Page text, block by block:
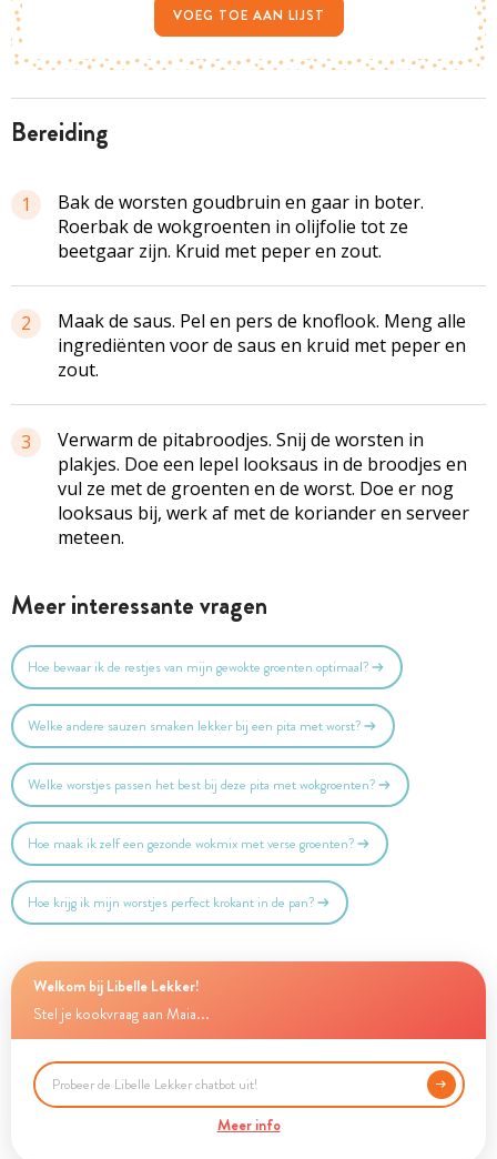
bereiding
1
Bak de worsten goudbruin en gaar in boter.
Roerbak de wokgroenten in olijfolie tot ze
beetgaar zijn. Kruid met peper en zout.
2
Maak de saus. Pel en pers de knoflook. Meng alle
ingrediënten voor de saus en kruid met peper en
zout.
3
Verwarm de pitabroodjes. Snij de worsten in
plakjes. Doe een lepel looksaus in de broodjes en
vul ze met de groenten en de worst. Doe er nog
looksaus bij, werk af met de koriander en serveer
meteen.
Meer interessante vragen
Hoe bewaar ik de restjes van mijn gewokte groenten optimaal?
Welke andere sauzen smaken lekker bij een pita met worst?
Welke worstjes passen het best bij deze pita met wokgroenten?
Hoe maak ik zelf een gezonde wokmix met verse groenten?
Hoe krijg ik mijn worstjes perfect krokant in de pan?
Welkom bij Libelle Lekker!
Stel je kookvraag aan Maia...
Meer info
VOEG TOE AAN LIJST